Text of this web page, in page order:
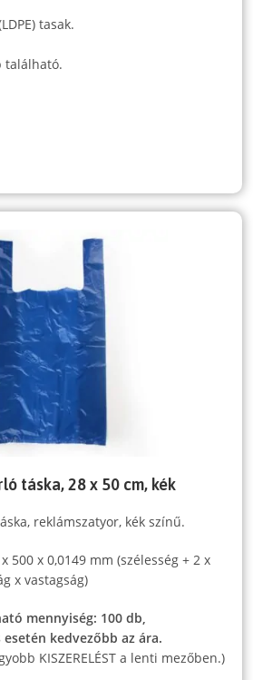
tasak.
található.
táska, 28 x 50 cm, kék
reklámszatyor, kék színű.
500 x 0,0149 mm (szélesség + 2 x
x vastagság)
mennyiség: 100 db,
kedvezőbb az ára.
KISZERELÉST a lenti mezőben.)